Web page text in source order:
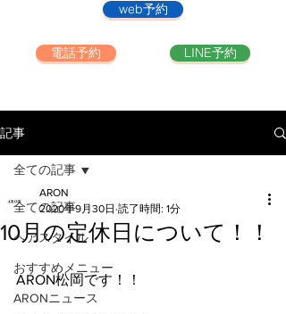
web予約
電話予約 LINE予約
記事
全ての記事
ヘアスタイル
おすすめメニュー
ARONニュース
全ての記事
10月の定休日について！！
ARON
2020年9月30日 読了時間: 1分
ARON松岡です！！